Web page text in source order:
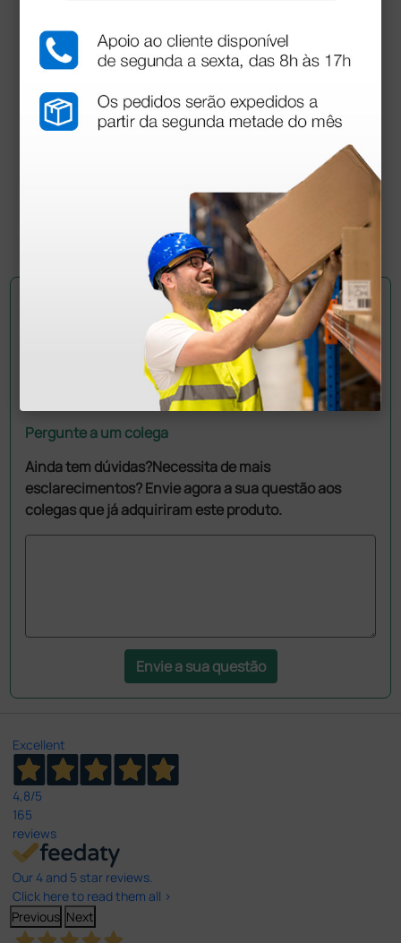
Toalhetes de papel dobrados em Z
15 pacotes
Pergunte a um colega
Ainda tem dúvidas?Necessita de mais
esclarecimentos? Envie agora a sua questão aos
colegas que já adquiriram este produto.
Envie a sua questão
Excellent
4,8/5
165
reviews
Our 4 and 5 star reviews.
Click here to read them all >
Previous Next